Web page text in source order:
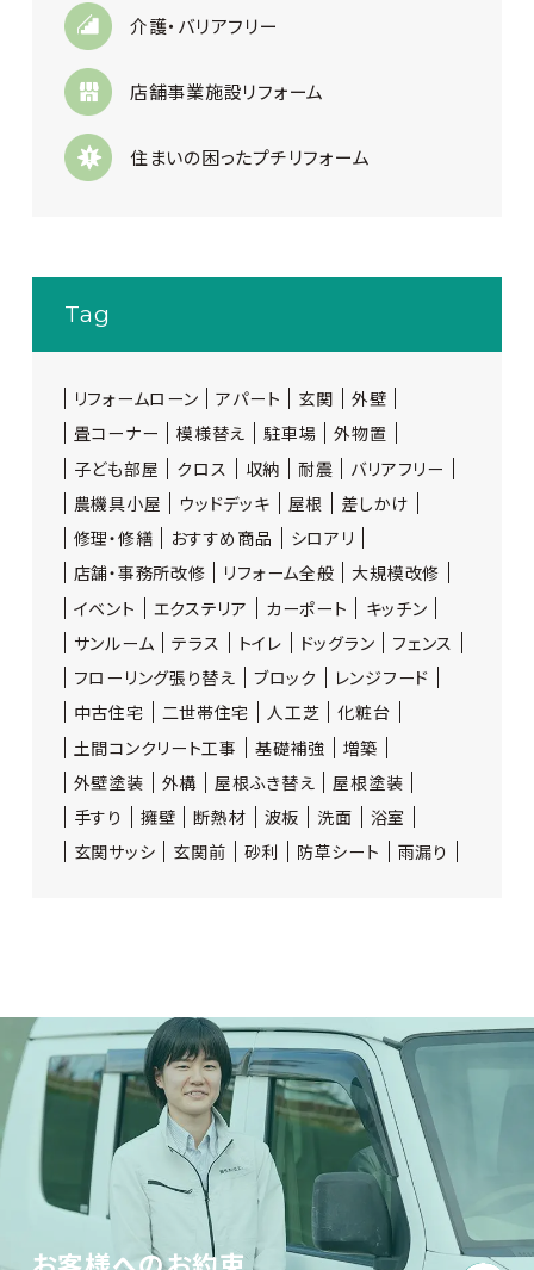
介護・バリアフリー
店舗事業施設リフォーム
住まいの困ったプチリフォーム
Tag
リフォームローン アパート 玄関
外壁
畳コーナー
模様替え 駐車場
外物置
子ども部屋
クロス 収納 耐震
バリアフリー
農機具小屋
ウッドデッキ 屋根
差しかけ
修理・修繕
おすすめ商品
シロアリ
店舗・事務所改修
リフォーム全般
大規模改修
イベント
エクステリア カーポート
キッチン
サンルーム
テラス トイレ ドッグラン
フェンス
フローリング張り替え
ブロック
レンジフード
中古住宅
二世帯住宅 人工芝
化粧台
土間コンクリート工事
基礎補強
増築
外壁塗装
外構 屋根ふき替え
屋根塗装
手すり
擁壁 断熱材 波板 洗面
浴室
玄関サッシ
玄関前 砂利 防草シート 雨漏り